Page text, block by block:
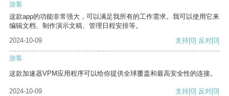
游客
这款app的功能非常强大，可以满足我所有的工作需求。我可以使用它来
编辑文档、制作演示文稿、管理日程安排等。
2024-10-09
支持[0] 反对[0]
游客
这款加速器VPM应用程序可以给你提供全球覆盖和最高安全性的连接。
2024-10-09 支持[0] 反对[0]